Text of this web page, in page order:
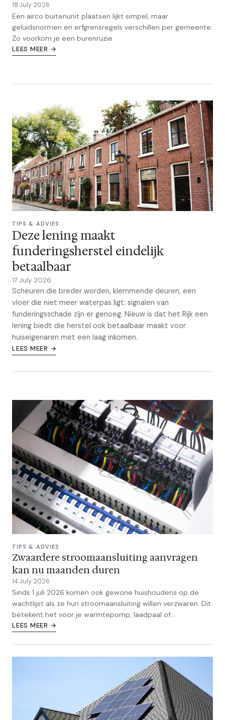
18 July 2026
Een airco buitenunit plaatsen lijkt simpel, maar
geluidsnormen en erfgrensregels verschillen per gemeente.
Zo voorkom je een burenruzie.
LEES MEER →
TIPS & ADVIES
Deze lening maakt
funderingsherstel eindelijk
betaalbaar
17 July 2026
Scheuren die breder worden, klemmende deuren, een
vloer die niet meer waterpas ligt: signalen van
funderingsschade zijn er genoeg. Nieuw is dat het Rijk een
lening biedt die herstel ook betaalbaar maakt voor
huiseigenaren met een laag inkomen.
LEES MEER →
TIPS & ADVIES
Zwaardere stroomaansluiting aanvragen
kan nu maanden duren
14 July 2026
Sinds 1 juli 2026 komen ook gewone huishoudens op de
wachtlijst als ze hun stroomaansluiting willen verzwaren. Dit
betekent het voor je warmtepomp, laadpaal of
thuisbatterij.
LEES MEER →